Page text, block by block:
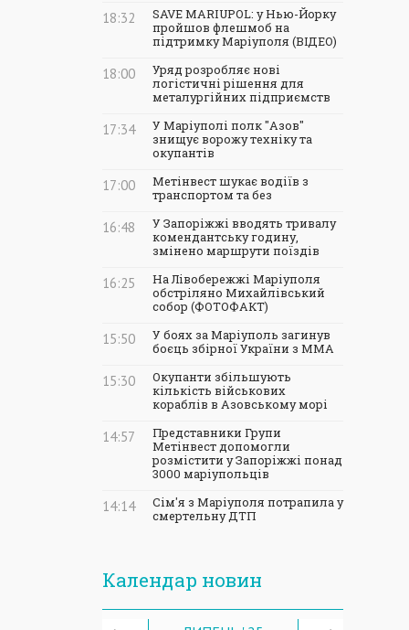
18:32
SAVE MARIUPOL: у Нью-Йорку
пройшов флешмоб на
підтримку Маріуполя (ВІДЕО)
18:00
Уряд розробляє нові
логістичні рішення для
металургійних підприємств
17:34
У Маріуполі полк "Азов"
знищує ворожу техніку та
окупантів
17:00
Метінвест шукає водіїв з
транспортом та без
16:48
У Запоріжжі вводять тривалу
комендантську годину,
змінено маршрути поїздів
16:25
На Лівобережжі Маріуполя
обстріляно Михайлівський
собор (ФОТОФАКТ)
15:50
У боях за Маріуполь загинув
боєць збірної України з ММА
15:30
Окупанти збільшують
кількість військових
кораблів в Азовському морі
14:57
Представники Групи
Метінвест допомогли
розмістити у Запоріжжі понад
3000 маріупольців
14:14
Сім'я з Маріуполя потрапила у
смертельну ДТП
Календар новин